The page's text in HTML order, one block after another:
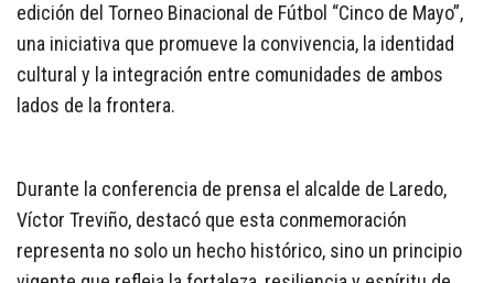
edición del Torneo Binacional de Fútbol “Cinco de Mayo”,
una iniciativa que promueve la convivencia, la identidad
cultural y la integración entre comunidades de ambos
lados de la frontera.
Durante la conferencia de prensa el alcalde de Laredo,
Víctor Treviño, destacó que esta conmemoración
representa no solo un hecho histórico, sino un principio